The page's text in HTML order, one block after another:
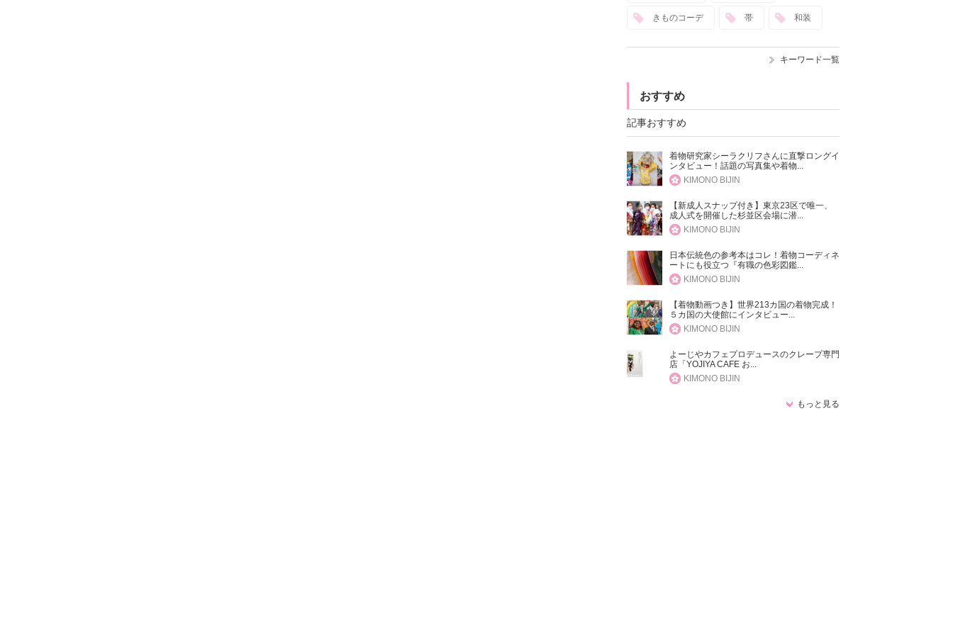
きものコーデ 帯 和装
キーワード一覧
おすすめ
記事おすすめ
着物研究家シーラクリフさんに直撃ロングイ
ンタビュー！話題の写真集や着物...
KIMONO BIJIN
【新成人スナップ付き】東京23区で唯一、
成人式を開催した杉並区会場に潜...
KIMONO BIJIN
日本伝統色の参考本はコレ！着物コーディネ
ートにも役立つ『有職の色彩図鑑...
KIMONO BIJIN
【着物動画つき】世界213カ国の着物完成！
５カ国の大使館にインタビュー...
KIMONO BIJIN
よーじやカフェプロデュースのクレープ専門
店「YOJIYA CAFE お...
KIMONO BIJIN
もっと見る